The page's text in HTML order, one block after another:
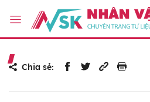
Chia sẻ: